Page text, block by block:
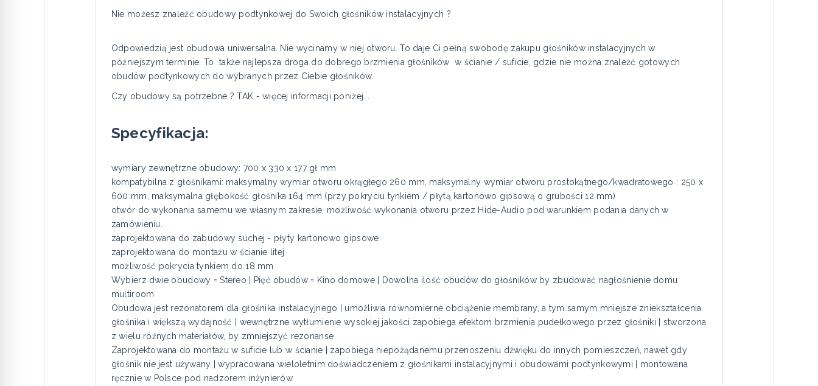
Nie możesz znaleźć obudowy podtynkowej do Swoich głośników instalacyjnych ?
Odpowiedzią jest obudowa uniwersalna. Nie wycinamy w niej otworu. To daje Ci pełną swobodę zakupu głośników instalacyjnych w
późniejszym terminie. To także najlepsza droga do dobrego brzmienia głośników w ścianie / suficie, gdzie nie można znaleźć gotowych
obudów podtynkowych do wybranych przez Ciebie głośników.
Czy obudowy są potrzebne ? TAK - więcej informacji poniżej...
Specyfikacja:
wymiary zewnętrzne obudowy: 700 x 330 x 177 gł mm
kompatybilna z głośnikami: maksymalny wymiar otworu okrągłego 260 mm, maksymalny wymiar otworu prostokątnego/kwadratowego : 250 x
600 mm, maksymalna głębokość głośnika 164 mm (przy pokryciu tynkiem / płytą kartonowo gipsową o grubości 12 mm)
otwór do wykonania samemu we własnym zakresie, możliwość wykonania otworu przez Hide-Audio pod warunkiem podania danych w
zamówieniu.
zaprojektowana do zabudowy suchej - płyty kartonowo gipsowe
zaprojektowana do montażu w ścianie litej
możliwość pokrycia tynkiem do 18 mm
Wybierz dwie obudowy = Stereo | Pięć obudów = Kino domowe | Dowolna ilość obudów do głośników by zbudować nagłośnienie domu
multiroom
Obudowa jest rezonatorem dla głośnika instalacyjnego | umożliwia równomierne obciążenie membrany, a tym samym mniejsze zniekształcenia
głośnika i większą wydajność | wewnętrzne wytłumienie wysokiej jakości zapobiega efektom brzmienia pudełkowego przez głośniki | stworzona
z wielu różnych materiałów, by zmniejszyć rezonanse
Zaprojektowana do montażu w suficie lub w ścianie | zapobiega niepożądanemu przenoszeniu dźwięku do innych pomieszczeń, nawet gdy
głośnik nie jest używany | wypracowana wieloletnim doświadczeniem z głośnikami instalacyjnymi i obudowami podtynkowymi | montowana
ręcznie w Polsce pod nadzorem inżynierów